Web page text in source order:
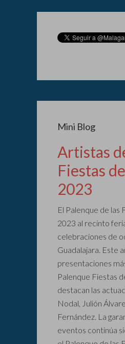
Mini Blog
Artistas
Fiestas
2023
El Palenque de
2023 al recinto
celebraciones de
Guadalajara. Este
presentaciones
Palenque Fiestas
destacan las
Nodal, Julión
Fernández. La
eventos continúa